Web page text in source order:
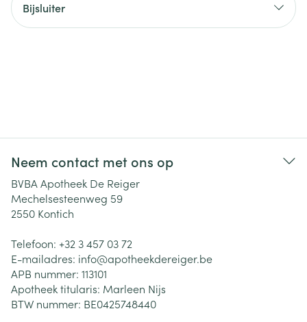
Bijsluiter
Neem contact met ons op
BVBA Apotheek De Reiger
Mechelsesteenweg 59
2550 Kontich
Telefoon: +32 3 457 03 72
E-mailadres: info@apotheekdereiger.be
APB nummer: 113101
Apotheek titularis: Marleen Nijs
BTW nummer: BE0425748440